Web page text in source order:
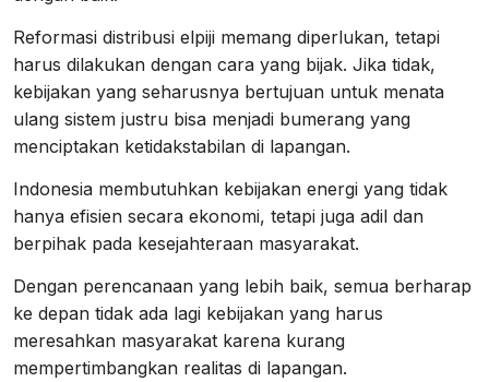
Reformasi distribusi elpiji memang diperlukan, tetapi
harus dilakukan dengan cara yang bijak. Jika tidak,
kebijakan yang seharusnya bertujuan untuk menata
ulang sistem justru bisa menjadi bumerang yang
menciptakan ketidakstabilan di lapangan.
Indonesia membutuhkan kebijakan energi yang tidak
hanya efisien secara ekonomi, tetapi juga adil dan
berpihak pada kesejahteraan masyarakat.
Dengan perencanaan yang lebih baik, semua berharap
ke depan tidak ada lagi kebijakan yang harus
meresahkan masyarakat karena kurang
mempertimbangkan realitas di lapangan.